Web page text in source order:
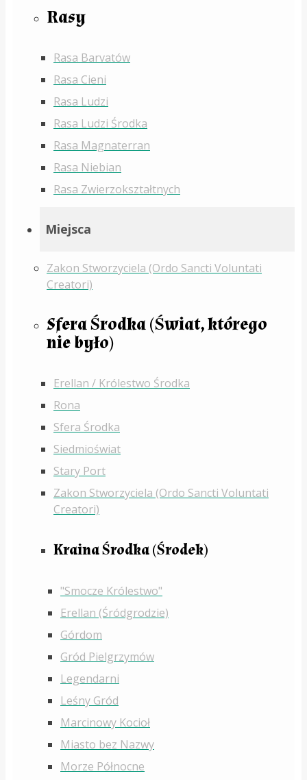
Rasy
Rasa Barvatów
Rasa Cieni
Rasa Ludzi
Rasa Ludzi Środka
Rasa Magnaterran
Rasa Niebian
Rasa Zwierzokształtnych
Miejsca
Zakon Stworzyciela (Ordo Sancti Voluntati
Creatori)
Sfera Środka (Świat, którego
nie było)
Erellan / Królestwo Środka
Rona
Sfera Środka
Siedmioświat
Stary Port
Zakon Stworzyciela (Ordo Sancti Voluntati
Creatori)
Kraina Środka (Środek)
"Smocze Królestwo"
Erellan (Śródgrodzie)
Górdom
Gród Pielgrzymów
Legendarni
Leśny Gród
Marcinowy Kocioł
Miasto bez Nazwy
Morze Północne